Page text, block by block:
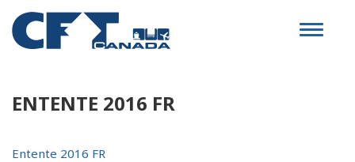
Toggle
ENTENTE 2016 FR
Entente 2016 FR